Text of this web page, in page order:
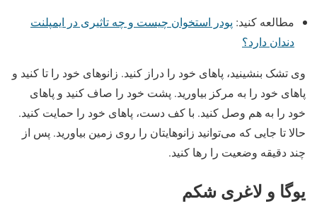
مطالعه کنید: پودر استخوان چیست و چه تاثیری در ایمپلنت
دندان دارد؟
وی تشک بنشینید، پاهای خود را دراز کنید. زانوهای خود را تا کنید و
پاهای خود را به مرکز بیاورید. پشت خود را صاف کنید و پاهای
خود را به هم وصل کنید. با کف دست، پاهای خود را حمایت کنید.
حالا تا جایی که می‌توانید زانوهایتان را روی زمین بیاورید. پس از
چند دقیقه وضعیت را رها کنید.
‏یوگا و لاغری شکم